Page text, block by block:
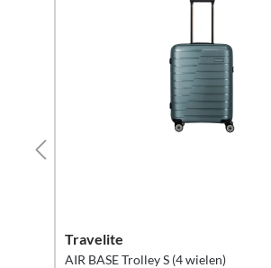
Travelite
AIR BASE Trolley S (4 wielen)